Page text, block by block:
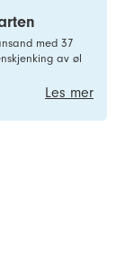
med 37
av øl
Les mer